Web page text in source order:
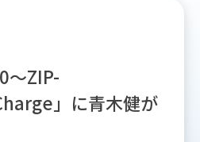
〜ZIP-
」に青木健が